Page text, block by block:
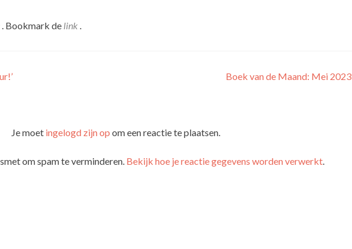
. Bookmark de link .
Boek van de Maand: Mei 2023
Je moet ingelogd zijn op om een reactie te plaatsen.
om spam te verminderen. Bekijk hoe je reactie gegevens worden verwerkt.